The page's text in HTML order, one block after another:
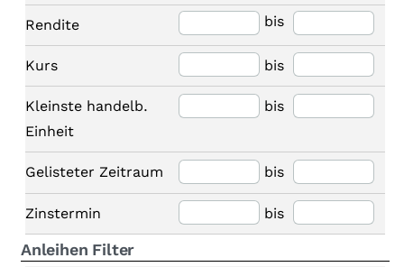
Rendite bis
Kurs bis
Kleinste handelb.
Einheit
bis
Gelisteter Zeitraum bis
Zinstermin bis
Anleihen Filter